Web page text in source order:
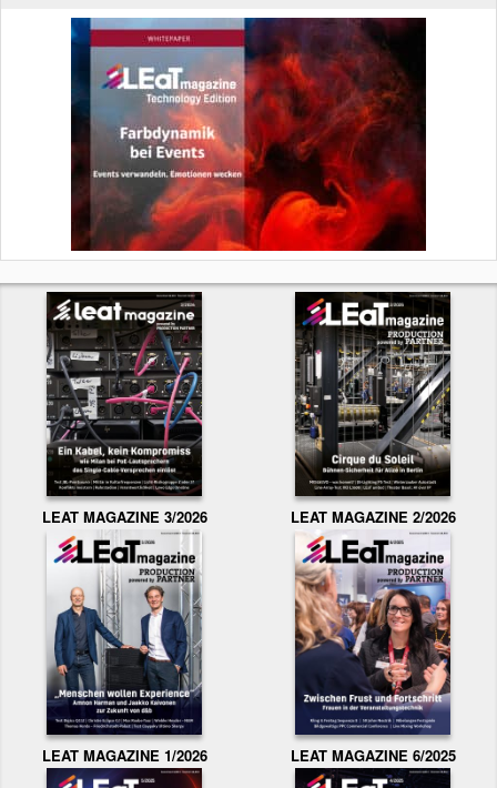
LEAT MAGAZINE 3/2026 LEAT MAGAZINE 2/2026
LEAT MAGAZINE 1/2026 LEAT MAGAZINE 6/2025